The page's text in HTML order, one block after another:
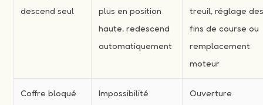
descend seul
plus en position
haute, redescend
automatiquement
treuil, réglage
fins de course ou
remplacement
moteur
Coffre bloqué
Impossibilité
Ouverture